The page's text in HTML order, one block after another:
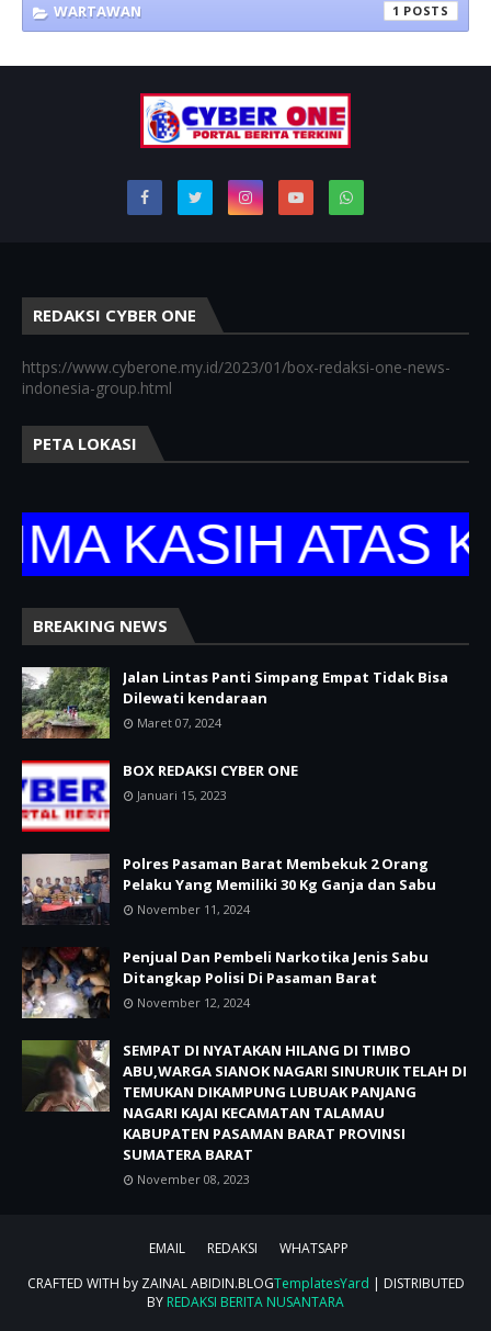
WARTAWAN 1
REDAKSI CYBER ONE
https://www.cyberone.my.id/2023/01/box-redaksi-one-news-
indonesia-group.html
PETA LOKASI
ATAS
BREAKING NEWS
Jalan Lintas Panti Simpang Empat Tidak Bisa
Dilewati kendaraan
Maret 07, 2024
BOX REDAKSI CYBER ONE
Januari 15, 2023
Polres Pasaman Barat Membekuk 2 Orang
Pelaku Yang Memiliki 30 Kg Ganja dan Sabu
November 11, 2024
Penjual Dan Pembeli Narkotika Jenis Sabu
Ditangkap Polisi Di Pasaman Barat
November 12, 2024
SEMPAT DI NYATAKAN HILANG DI TIMBO
ABU,WARGA SIANOK NAGARI SINURUIK TELAH DI
TEMUKAN DIKAMPUNG LUBUAK PANJANG
NAGARI KAJAI KECAMATAN TALAMAU
KABUPATEN PASAMAN BARAT PROVINSI
SUMATERA BARAT
November 08, 2023
EMAIL REDAKSI
WHATSAPP
CRAFTED WITH by ZAINAL ABIDIN.BLOGTemplatesYard | DISTRIBUTED
BY REDAKSI BERITA NUSANTARA